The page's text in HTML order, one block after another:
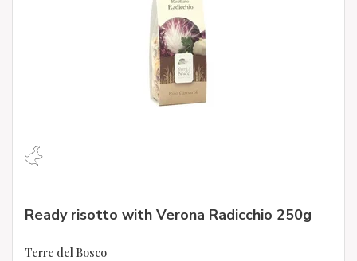
Ready risotto with Verona Radicchio 250g
Terre del Bosco